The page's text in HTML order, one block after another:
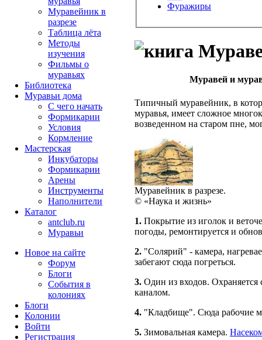
Фуражиры
Муравей и
Типичный муравейник, в
муравья, имеет сложное
возведенном на старом пне,
Муравейник в разрезе.
© «Наука и жизнь»
1. Покрытие из иголок и
погоды, ремонтируется и
2. "Солярий" - камера,
забегают сюда погреться.
3. Один из входов.
каналом.
4. "Кладбище". Сюда рабочие
5. Зимовальная камера.
Муравейник в
разрезе
Таблица лёта
Методы
изучения
Фильмы о
муравьях
Библиотека
Муравьи дома
С чего начать
Формикарии
Условия
Кормление
Мастерская
Инкубаторы
Формикарии
Арены
Инструменты
Наполнители
Каталог
antclub.ru
Муравьи
Новое на сайте
Форум
Блоги
События в
колониях
Блоги
Колонии
Войти
Peгиcтpaция